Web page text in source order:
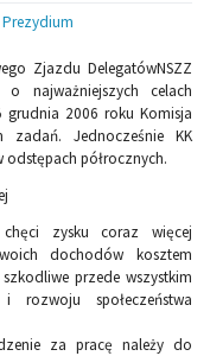
Prezydium
Zjazdu DelegatówNSZZ
najważniejszych celach
2006 roku Komisja
zadań. Jednocześnie KK
półrocznych.
zysku coraz więcej
dochodów kosztem
przede wszystkim
społeczeństwa
za pracę należy do